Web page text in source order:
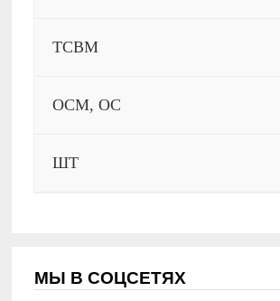
ТСВМ
ОСМ, ОС
ШТ
МЫ В СОЦСЕТЯХ